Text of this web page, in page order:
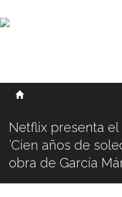
SOBRE NOSOTROS
Netflix presenta
‘Cien años de
obra de García